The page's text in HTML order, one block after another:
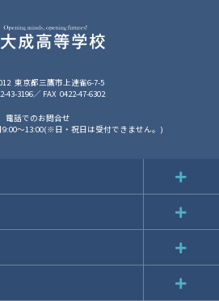
東京都三鷹市上連雀6-7-5
43-3196 FAX 0422-47-6302
電話でのお問合せ
9:00～13:00(※日・祝日は受付できません。)